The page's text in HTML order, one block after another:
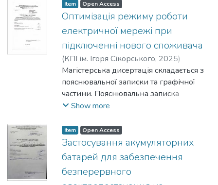
Item Open Access
Оптимізація режиму роботи
електричної мережі при
підключенні нового споживача
(КПІ ім. Ігоря Сікорського, 2025)
Козенко, Олександр Максимович;
Чижевський, Володимир Валерійович
Магістерська дисертація складається з
пояснювальної записки та графічної
частини. Пояснювальна записка
виконана на 98 сторінках формату А4,
таблиць, 21 джерел використаної
літератури. Графічна частина містить 5
аркушів технічних креслень форматом
А3.
У дисертації розглянуто режими
Show more
Item Open Access
Застосування акумуляторних
батарей для забезпечення
безперервного